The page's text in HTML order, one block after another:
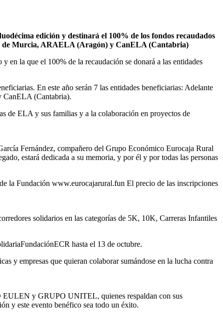
edición y destinará el 100% de los fondos recaudados
de Murcia, ARAELA (Aragón) y CanELA (Cantabria)
en la que el 100% de la recaudación se donará a las entidades
En este año serán 7 las entidades beneficiarias: Adelante
(Cantabria).
de ELA y sus familias y a la colaboración en proyectos de
Fernández, compañero del Grupo Económico Eurocaja Rural
estará dedicada a su memoria, y por él y por todas las personas
la Fundación www.eurocajarural.fun El precio de las inscripciones
solidarios en las categorías de 5K, 10K, Carreras Infantiles
hasta el 13 de octubre.
y empresas que quieran colaborar sumándose en la lucha contra
y GRUPO UNITEL, quienes respaldan con sus
y este evento benéfico sea todo un éxito.